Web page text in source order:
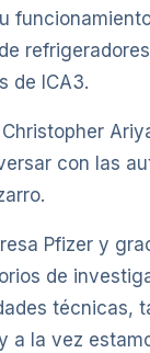
de ICA3.
con las
Pfizer y
de
técnicas,
la vez